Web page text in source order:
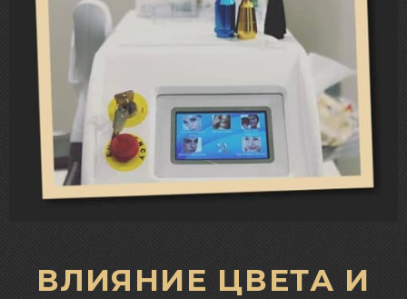
ВЛИЯНИЕ ЦВЕТА И